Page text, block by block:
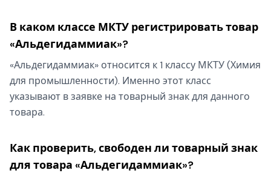
В каком классе МКТУ регистрировать товар
«Альдегидаммиак»?
«Альдегидаммиак» относится к 1 классу МКТУ (Химия
для промышленности). Именно этот класс
указывают в заявке на товарный знак для данного
товара.
Как проверить, свободен ли товарный знак
для товара «Альдегидаммиак»?